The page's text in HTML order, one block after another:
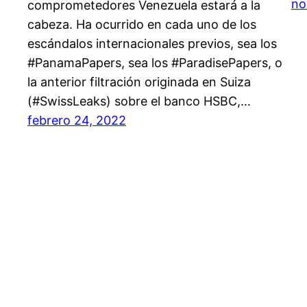
comprometedores Venezuela estará a la
cabeza. Ha ocurrido en cada uno de los
escándalos internacionales previos, sea los
#PanamaPapers, sea los #ParadisePapers, o
la anterior filtración originada en Suiza
(#SwissLeaks) sobre el banco HSBC,…
febrero 24, 2022